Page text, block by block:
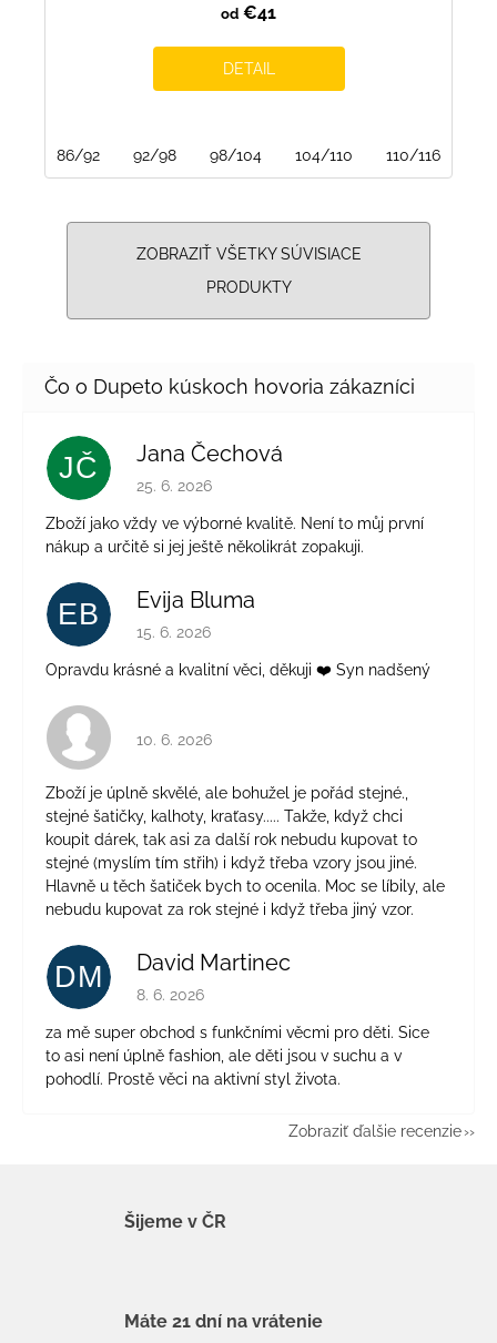
od €41
DETAIL
86/92 92/98 98/104 104/110 110/116
ZOBRAZIŤ VŠETKY SÚVISIACE
PRODUKTY
JČ Jana Čechová
Hodnotenie obchodu je 5 z 5 hviezdičiek.
25. 6. 2026
Zboží jako vždy ve výborné kvalitě. Není to můj první
nákup a určitě si jej ještě několikrát zopakuji.
EB Evija Bluma
Hodnotenie obchodu je 5 z 5 hviezdičiek.
15. 6. 2026
Opravdu krásné a kvalitní věci, děkuji ❤️ Syn nadšený
Hodnotenie obchodu je 4 z 5 hviezdičiek.
10. 6. 2026
Zboží je úplně skvělé, ale bohužel je pořád stejné.,
stejné šatičky, kalhoty, kraťasy..... Takže, když chci
koupit dárek, tak asi za další rok nebudu kupovat to
stejné (myslím tím střih) i když třeba vzory jsou jiné.
Hlavně u těch šatiček bych to ocenila. Moc se líbily, ale
nebudu kupovat za rok stejné i když třeba jiný vzor.
DM David Martinec
Hodnotenie obchodu je 5 z 5 hviezdičiek.
8. 6. 2026
za mě super obchod s funkčními věcmi pro děti. Sice
to asi není úplně fashion, ale děti jsou v suchu a v
pohodlí. Prostě věci na aktivní styl života.
Zobraziť ďalšie recenzie
Šijeme v ČR
Máte 21 dní na vrátenie